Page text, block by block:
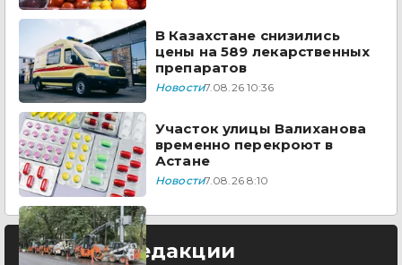
В Казахстане снизились
цены на 589 лекарственных
препаратов
Новости7.08.26 10:36
Участок улицы Валиханова
временно перекроют в
Астане
Новости7.08.26 8:10
Выбор редакции